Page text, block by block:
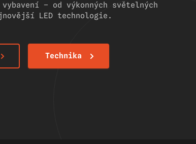
– od výkonných světelných
LED technologie.
Technika